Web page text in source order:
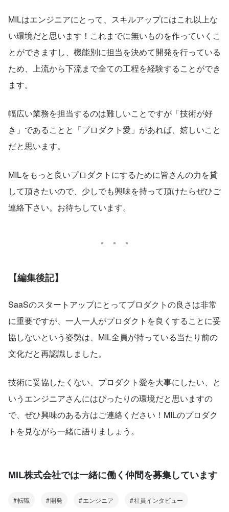
MILはエンジニアにとって、スキルアップにはこれ以上な
い環境だと思います！これまでに無いものを作っていくこ
とができますし、機能別に担当を決めて開発を行っている
ため、上流から下流まで全ての工程を経験することができ
ます。
幅広い業務を担当するのは難しいことですが「技術が好
き」であることと「プロダクト愛」があれば、嬉しいこと
だと思います。
MILをもっと良いプロダクトにするために皆さんの力を貸
して頂きたいので、少しでも興味を持って頂けたらぜひご
連絡下さい。お待ちしています。
【編集後記】
SaaSのスタートアップにとってプロダクトの良さは非常
に重要ですが、一人一人がプロダクトを良くすることに妥
協しないという姿勢は、MIL全員が持っている当たり前の
文化だと再認識しました。
技術に妥協したくない、プロダクト愛を大事にしたい、と
いうエンジニアさんにはぴったりの環境だと思いますの
で、ぜひ興味のある方はご連絡ください！MILのプロダク
トを見ながら一緒に語りましょう。
MIL株式会社では一緒に働く仲間を募集しています
転職 開発 エンジニア 社員インタビュー